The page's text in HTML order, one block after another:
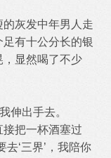
灰发中年男人走
有十公分长的银
显然喝了不少
伸出手去。
把一杯酒塞过
‘三界’，我陪你